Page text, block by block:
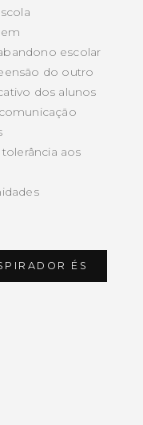
escolar
do outro
dos alunos
aos
ÉS